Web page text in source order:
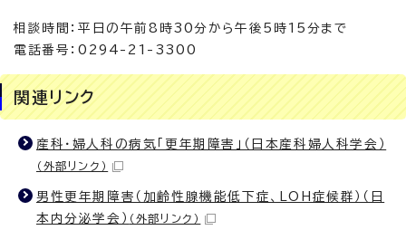
相談時間：平日の午前8時30分から午後5時15分まで
電話番号：0294-21-3300
関連リンク
産科・婦人科の病気「更年期障害」（日本産科婦人科学会）
（外部リンク）
男性更年期障害（加齢性腺機能低下症、LOH症候群）（日
本内分泌学会） （外部リンク）